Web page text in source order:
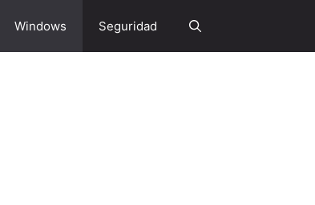
Windows Seguridad